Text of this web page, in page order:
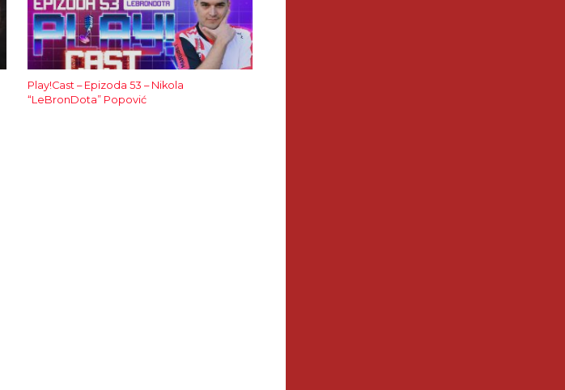
Play!Cast – Epizoda 53 – Nikola
“LeBronDota” Popović